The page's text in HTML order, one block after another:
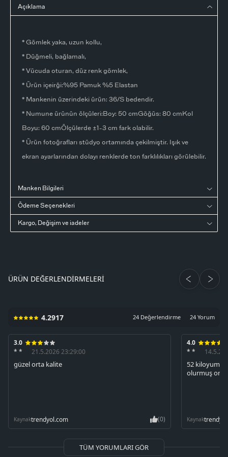
Açıklama
* Gömlek yaka, uzun kollu,
* Düğmeli, bağlamalı,
* Vücuda oturan, düz renk gömlek,
* Ürün içeirği:%95 Pamuk %5 Elastan
* Mankenin üzerindeki ürün: 36/S bedendir.
* Numune ürünün ölçüleri:Boy: 50 cmGöğüs: 80 cmKol
Boyu: 60 cmÖlçülerde ±1-3 cm fark olabilir.
* Ürün fotoğrafları stüdyo ortamında çekilmiştir. Işık ve
ekran ayarlarından dolayı renklerde ton farklılıkları görülebilir.
Manken Bilgileri
Ödeme Seçenekleri
Kargo, Değişim ve iadeler
ÜRÜN DEĞERLENDIRMELERI
4.2917 24 Değerlendirme 24 Yorum
3.0
* *
21.5.2026 23:29:00
güzel orta kalite
Kaynaktrendyol.com (0)
4.0
* *
52 kiloyum L
olurmuş
Kaynak
TÜM YORUMLARI GÖR